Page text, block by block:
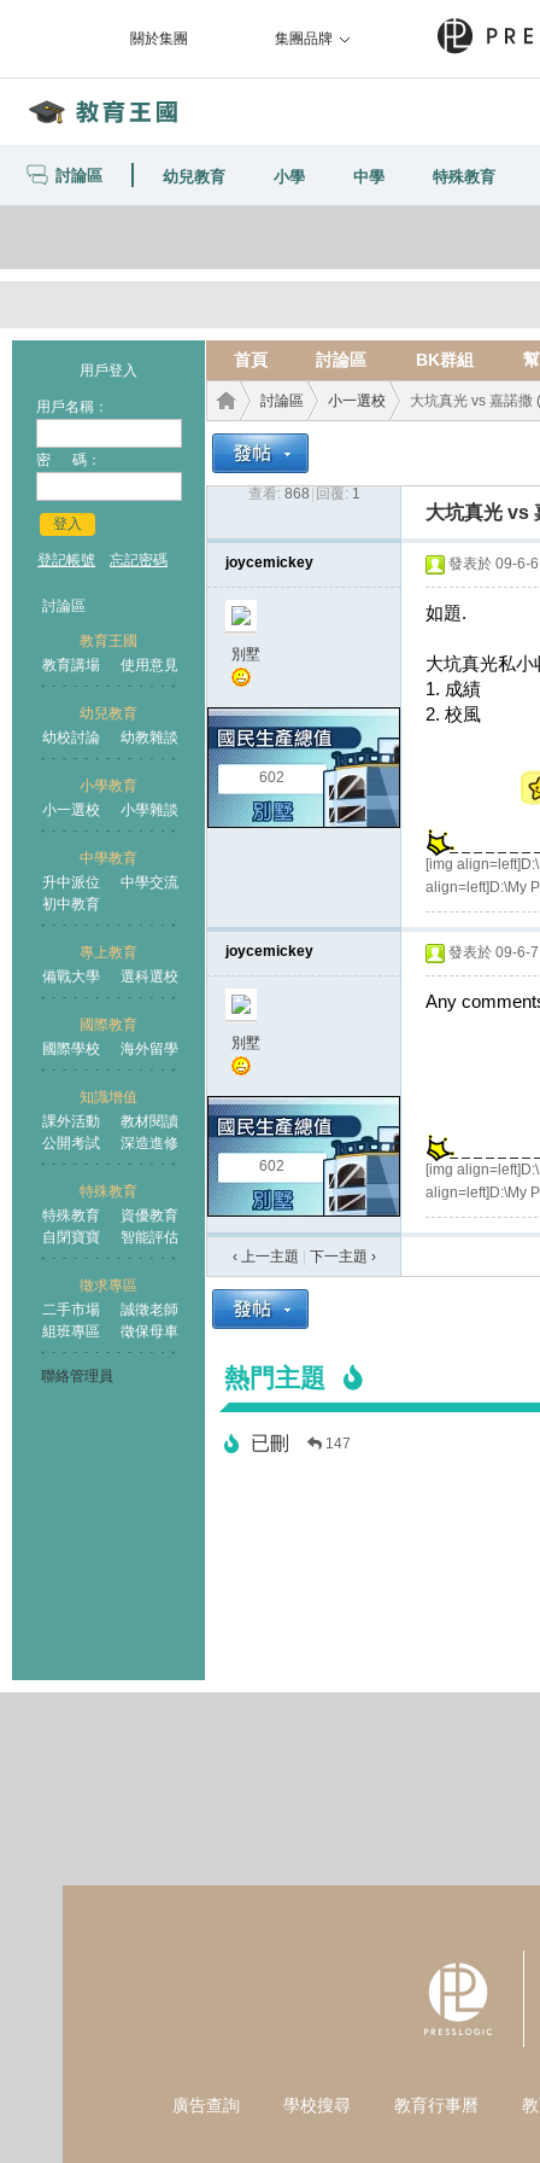
關於集團 集團品牌
討論區 幼兒教育 小學 中學 特殊教育
用戶登入
用戶名稱：
密 碼：
登入
登記帳號 忘記密碼
討論區
教育王國
教育講場
使用意見
幼兒教育
幼校討論
幼教雜談
小學教育
小一選校
小學雜談
中學教育
升中派位
中學交流
初中教育
專上教育
備戰大學
選科選校
國際教育
國際學校
海外留學
知識增值
課外活動
教材閱讀
公開考試
深造進修
特殊教育
特殊教育
資優教育
自閉寶寶
智能評估
徵求專區
二手市場
誠徵老師
組班專區
徵保母車
聯絡管理員
首頁 討論區 BK群組
王國
討論區
›
小一選校 大坑真光 vs 嘉諾撒
查看: 868 回覆: 1
大坑真光 vs
joycemickey
別墅
602
發表於 09-6-
如題.
大坑真光私小
1. 成績
2. 校風
[img
align=left]D:\My
joycemickey
別墅
602
發表於 09-6-
Any
[img
align=left]D:\My
‹ 上一主題 下一主題 ›
熱門主題
已刪 147
廣告查詢 學校搜尋 教育行事曆